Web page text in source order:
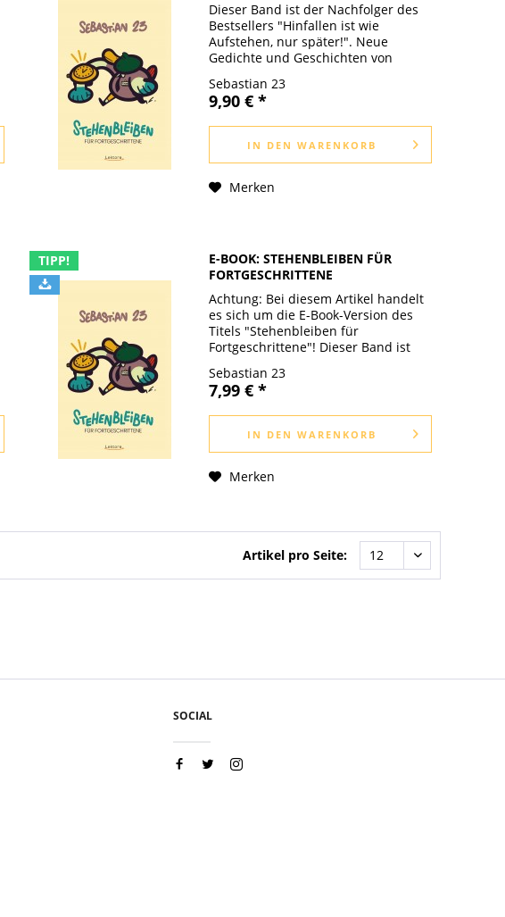
Dieser Band ist der Nachfolger des
Bestsellers "Hinfallen ist wie
Aufstehen, nur später!". Neue
Gedichte und Geschichten von
hier politisch, da persönlich. Und
zwischendurch einfach nur da.
Sebastian 23
9,90 € *
IN DEN WARENKORB
Merken
TIPP!
E-BOOK: STEHENBLEIBEN FÜR
FORTGESCHRITTENE
Achtung: Bei diesem Artikel handelt
es sich um die E-Book-Version des
Titels "Stehenbleiben für
Fortgeschrittene"! Dieser Band ist
"Hinfallen ist wie Aufstehen, nur
später!". Neue Gedichte und
Geschichten...
Sebastian 23
7,99 € *
IN DEN WARENKORB
Merken
Artikel pro Seite:
SOCIAL